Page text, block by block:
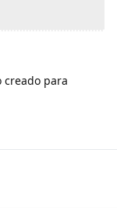
creado para